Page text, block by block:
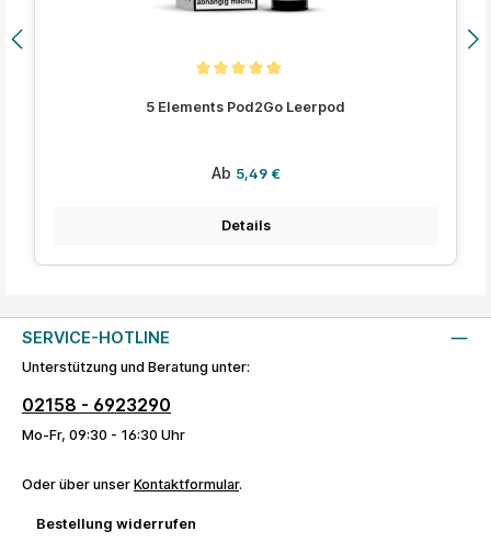
5 Elements Pod2Go Leerpod
Regulärer Preis:
Ab 5,49 €
Details
SERVICE-HOTLINE
Unterstützung und Beratung unter:
02158 - 6923290
Mo-Fr, 09:30 - 16:30 Uhr
Oder über unser Kontaktformular.
Bestellung widerrufen